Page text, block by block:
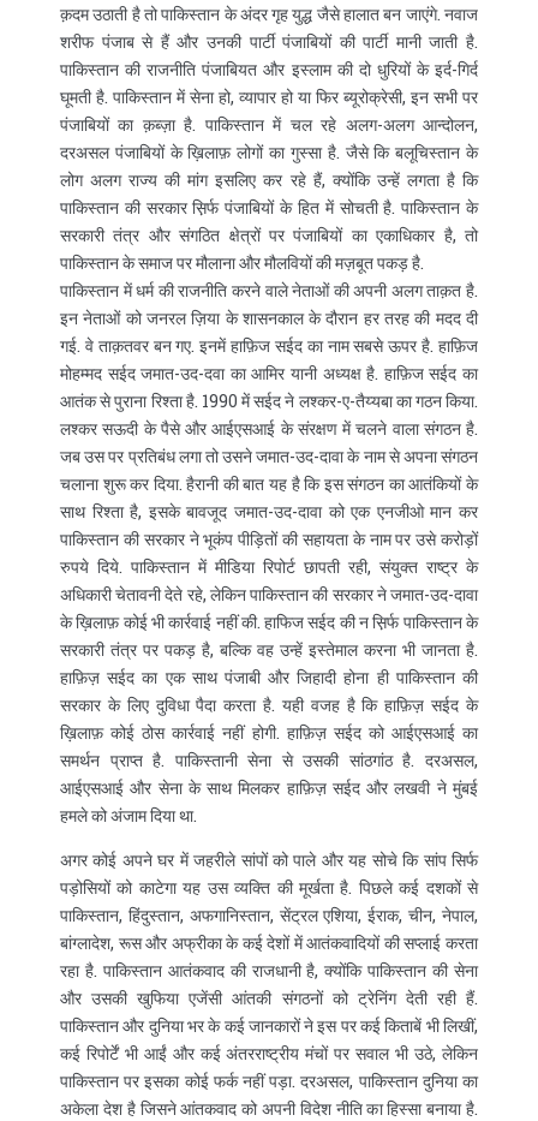
क़दम उठाती है तो पाकिस्तान के अंदर गृह युद्ध जैसे हालात बन जाएंगे. नवाज
शरीफ पंजाब से हैं और उनकी पार्टी पंजाबियों की पार्टी मानी जाती है.
पाकिस्तान की राजनीति पंजाबियत और इस्लाम की दो धुरियों के इर्द-गिर्द
घूमती है. पाकिस्तान में सेना हो, व्यापार हो या फिर ब्यूरोक्रेसी, इन सभी पर
पंजाबियों का क़ब्ज़ा है. पाकिस्तान में चल रहे अलग-अलग आन्दोलन,
दरअसल पंजाबियों के ख़िलाफ़ लोगों का गुस्सा है. जैसे कि बलूचिस्तान के
लोग अलग राज्य की मांग इसलिए कर रहे हैं, क्योंकि उन्हें लगता है कि
पाकिस्तान की सरकार स़िर्फ पंजाबियों के हित में सोचती है. पाकिस्तान के
सरकारी तंत्र और संगठित क्षेत्रों पर पंजाबियों का एकाधिकार है, तो
पाकिस्तान के समाज पर मौलाना और मौलवियों की मज़बूत पकड़ है.
पाकिस्तान में धर्म की राजनीति करने वाले नेताओं की अपनी अलग ताक़त है.
इन नेताओं को जनरल ज़िया के शासनकाल के दौरान हर तरह की मदद दी
गई. वे ताक़तवर बन गए. इनमें हाफ़िज सईद का नाम सबसे ऊपर है. हाफ़िज
मोहम्मद सईद जमात-उद-दवा का आमिर यानी अध्यक्ष है. हाफ़िज सईद का
आतंक से पुराना रिश्ता है. 1990 में सईद ने लश्कर-ए-तैय्यबा का गठन किया.
लश्कर सऊदी के पैसे और आईएसआई के संरक्षण में चलने वाला संगठन है.
जब उस पर प्रतिबंध लगा तो उसने जमात-उद-दावा के नाम से अपना संगठन
चलाना शुरू कर दिया. हैरानी की बात यह है कि इस संगठन का आतंकियों के
साथ रिश्ता है, इसके बावजूद जमात-उद-दावा को एक एनजीओ मान कर
पाकिस्तान की सरकार ने भूकंप पीड़ितों की सहायता के नाम पर उसे करोड़ों
रुपये दिये. पाकिस्तान में मीडिया रिपोर्ट छापती रही, संयुक्त राष्ट्र के
अधिकारी चेतावनी देते रहे, लेकिन पाकिस्तान की सरकार ने जमात-उद-दावा
के ख़िलाफ़ कोई भी कार्रवाई नहीं की. हाफिज सईद की न स़िर्फ पाकिस्तान के
सरकारी तंत्र पर पकड़ है, बल्कि वह उन्हें इस्तेमाल करना भी जानता है.
हाफ़िज़ सईद का एक साथ पंजाबी और जिहादी होना ही पाकिस्तान की
सरकार के लिए दुविधा पैदा करता है. यही वजह है कि हाफ़िज़ सईद के
ख़िलाफ़ कोई ठोस कार्रवाई नहीं होगी. हाफ़िज़ सईद को आईएसआई का
समर्थन प्राप्त है. पाकिस्तानी सेना से उसकी सांठगांठ है. दरअसल,
आईएसआई और सेना के साथ मिलकर हाफ़िज़ सईद और लखवी ने मुंबई
हमले को अंजाम दिया था.
अगर कोई अपने घर में जहरीले सांपों को पाले और यह सोचे कि सांप सिर्फ
पड़ोसियों को काटेगा यह उस व्यक्ति की मूर्खता है. पिछले कई दशकों से
पाकिस्तान, हिंदुस्तान, अफगानिस्तान, सेंट्रल एशिया, ईराक, चीन, नेपाल,
बांग्लादेश, रूस और अफ्रीका के कई देशों में आतंकवादियों की सप्लाई करता
रहा है. पाकिस्तान आतंकवाद की राजधानी है, क्योंकि पाकिस्तान की सेना
और उसकी खुफिया एजेंसी आंतकी संगठनों को ट्रेनिंग देती रही हैं.
पाकिस्तान और दुनिया भर के कई जानकारों ने इस पर कई किताबें भी लिखीं,
कई रिपोर्टें भी आईं और कई अंतरराष्ट्रीय मंचों पर सवाल भी उठे, लेकिन
पाकिस्तान पर इसका कोई फर्क नहीं पड़ा. दरअसल, पाकिस्तान दुनिया का
अकेला देश है जिसने आंतकवाद को अपनी विदेश नीति का हिस्सा बनाया है.